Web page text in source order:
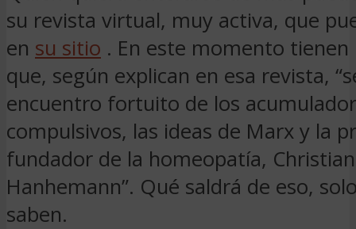
su revista virtual, muy activa, que
en su sitio . En este momento
que, según explican en esa revista,
encuentro fortuito de los
compulsivos, las ideas de Marx y la
fundador de la homeopatía, Christian
Hanhemann”. Qué saldrá de eso,
saben.